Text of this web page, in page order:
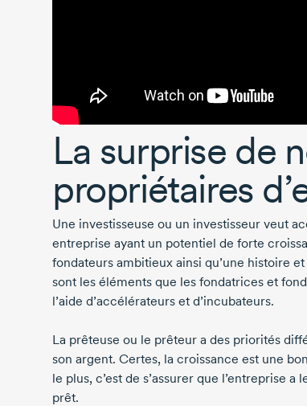
La surprise de
propriétaires
Une investisseuse ou un investisseur veut
entreprise ayant un potentiel de forte
fondateurs ambitieux ainsi qu’une histoire
sont les éléments que les fondatrices et
l’aide d’accélérateurs et d’incubateurs.
La prêteuse ou le prêteur a des priorités
son argent. Certes, la croissance est une
le plus, c’est de s’assurer que l’entreprise
prêt.